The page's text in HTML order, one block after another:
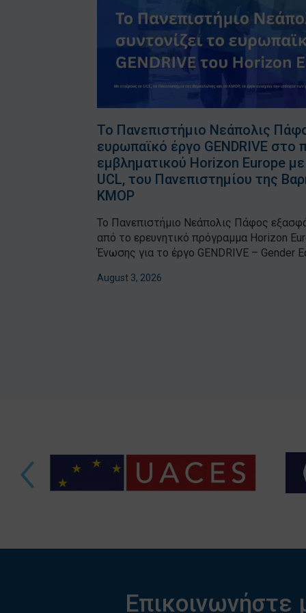
Το Πανεπιστήμιο Νεάπολις
ευρωπαϊκό έργο GENDRIVE στο
εμβληματικού Horizon Europe
UCL, του Πανεπιστημίου της
KMOP
Το Πανεπιστήμιο Νεάπολις Πάφος
από το ερευνητικό πρόγραμμα Horizon
Ένωσης για το έργο GENDRIVE – Gender
August 3, 2026
Επικοινωνήστε